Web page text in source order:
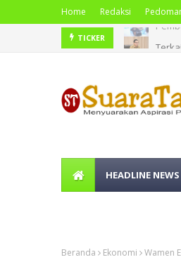
Home Redaksi
TICKER
HEADLINE NEWS
Beranda Ekonomi Wamen